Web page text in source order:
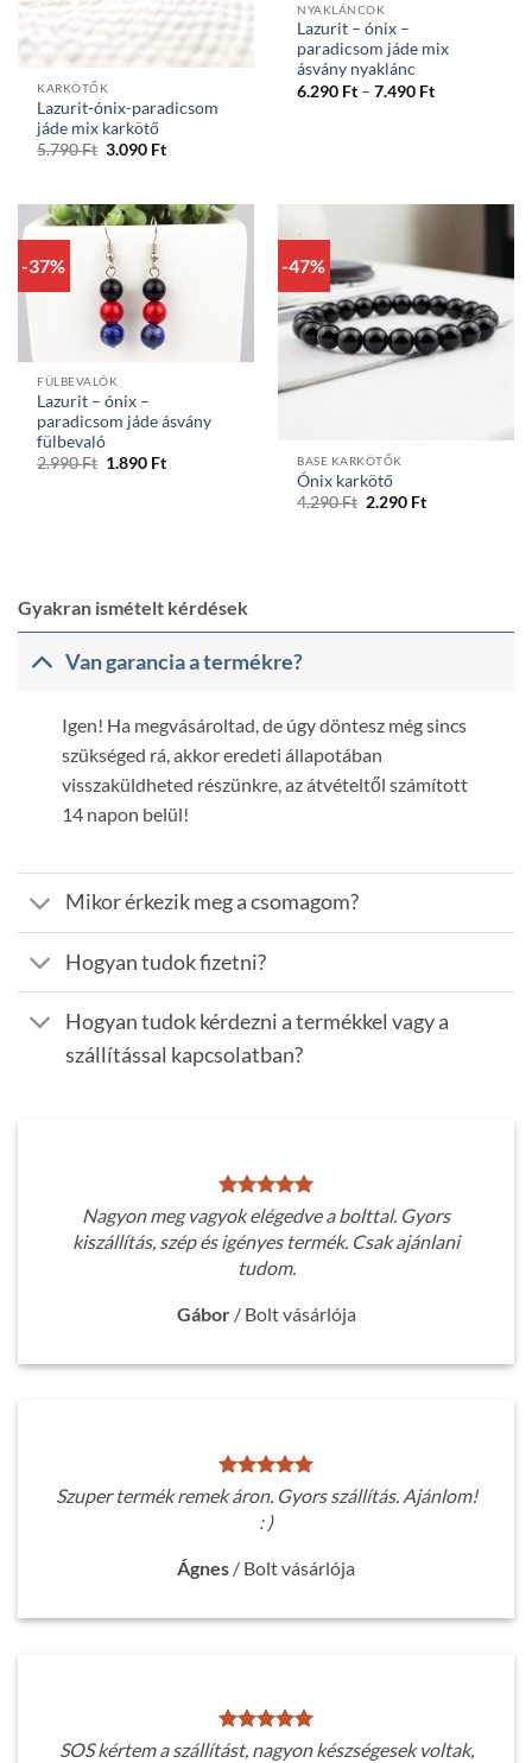
KARKÖTŐK
Lazurit-ónix-paradicsom
jáde mix karkötő
5.790Ft Original
3.090 FtCurrent
NYAKLÁNCOK
Lazurit – ónix –
paradicsom jáde mix
ásvány nyaklánc
6.290 Ft – 7.490 Ft
-37%
FÜLBEVALÓK
Lazurit – ónix –
paradicsom jáde ásvány
fülbevaló
2.990Ft Original
1.890 FtCurrent
-47%
BASE KARKÖTŐK
Ónix karkötő
4.290Ft Original
2.290 FtCurrent
Gyakran ismételt kérdések
Van garancia a termékre?
Igen! Ha megvásároltad, de úgy döntesz még sincs
szükséged rá, akkor eredeti állapotában
visszaküldheted részünkre, az átvételtől számított
14 napon belül!
Mikor érkezik meg a csomagom?
Hogyan tudok fizetni?
Hogyan tudok kérdezni a termékkel vagy a
szállítással kapcsolatban?
Nagyon meg vagyok elégedve a bolttal. Gyors
kiszállítás, szép és igényes termék. Csak ajánlani
tudom.
Gábor / Bolt vásárlója
Szuper termék remek áron. Gyors szállítás. Ajánlom!
: )
Ágnes / Bolt vásárlója
SOS kértem a szállítást, nagyon készségesek voltak,